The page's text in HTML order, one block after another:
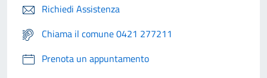
Richiedi Assistenza
Chiama il comune 0421 277211
Prenota un appuntamento